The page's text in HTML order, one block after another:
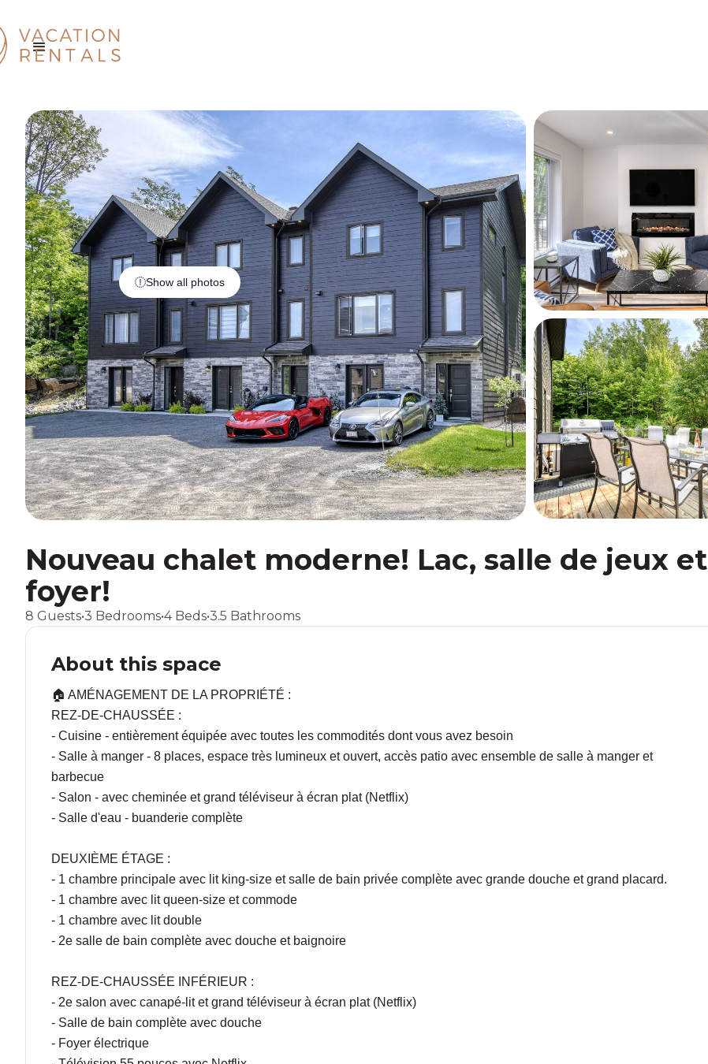
Show all photos
Nouveau chalet moderne! Lac, salle de jeux et
foyer!
8 Guests•3 Bedrooms•4 Beds•3.5 Bathrooms
About this space
🏠 AMÉNAGEMENT DE LA PROPRIÉTÉ :
REZ-DE-CHAUSSÉE :
- Cuisine - entièrement équipée avec toutes les commodités dont vous avez besoin
- Salle à manger - 8 places, espace très lumineux et ouvert, accès patio avec ensemble de salle à manger et
barbecue
- Salon - avec cheminée et grand téléviseur à écran plat (Netflix)
- Salle d'eau - buanderie complète
DEUXIÈME ÉTAGE :
- 1 chambre principale avec lit king-size et salle de bain privée complète avec grande douche et grand placard.
- 1 chambre avec lit queen-size et commode
- 1 chambre avec lit double
- 2e salle de bain complète avec douche et baignoire
REZ-DE-CHAUSSÉE INFÉRIEUR :
- 2e salon avec canapé-lit et grand téléviseur à écran plat (Netflix)
- Salle de bain complète avec douche
- Foyer électrique